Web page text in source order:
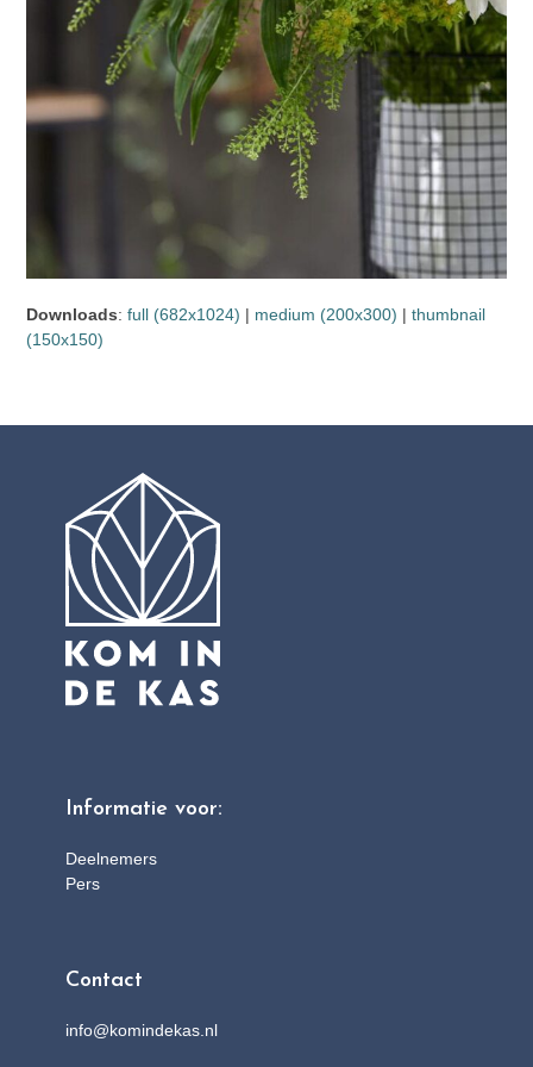
Downloads:full (682x1024) | medium (200x300) |thumbnail
(150x150)
Informatie voor:
Deelnemers
Pers
Contact
info@komindekas.nl